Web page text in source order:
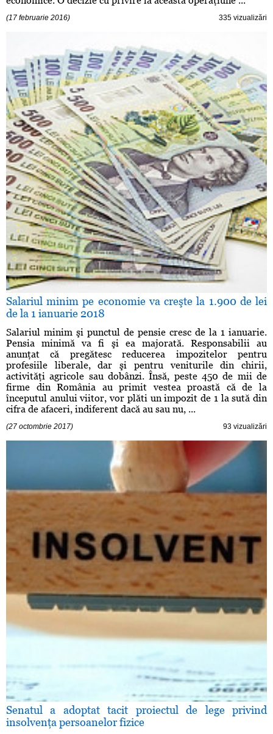
(17 februarie 2016) 335 vizualizări
Salariul minim pe economie va creşte la 1.900 de lei
de la 1 ianuarie 2018
Salariul minim şi punctul de pensie cresc de la 1 ianuarie.
Pensia minimă va fi şi ea majorată. Responsabilii au
anunţat că pregătesc reducerea impozitelor pentru
profesiile liberale, dar şi pentru veniturile din chirii,
activităţi agricole sau dobânzi. Însă, peste 450 de mii de
firme din România au primit vestea proastă că de la
începutul anului viitor, vor plăti un impozit de 1 la sută din
cifra de afaceri, indiferent dacă au sau nu, ...
(27 octombrie 2017) 93 vizualizări
Senatul a adoptat tacit proiectul de lege privind
insolvenţa persoanelor fizice